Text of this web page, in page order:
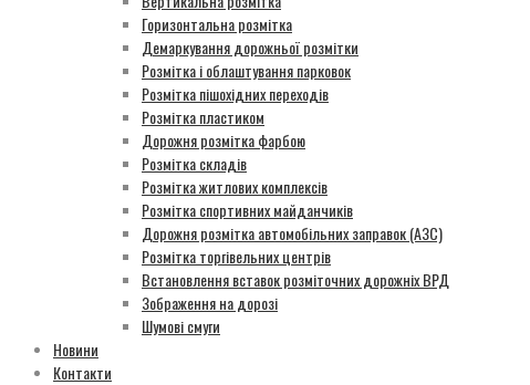
Горизонтальна розмітка
Демаркування дорожньої розмітки
Розмітка і облаштування парковок
Розмітка пішохідних переходів
Розмітка пластиком
Дорожня розмітка фарбою
Розмітка складів
Розмітка житлових комплексів
Розмітка спортивних майданчиків
Дорожня розмітка автомобільних заправок (АЗС)
Розмітка торгівельних центрів
Встановлення вставок розміточних дорожніх ВРД
Зображення на дорозі
Шумові смуги
Новини
Контакти